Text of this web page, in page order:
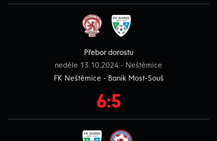
Přebor dorostu
neděle 13.10.2024 - Neštěmice
FK Neštěmice - Baník Most-Souš
6:5